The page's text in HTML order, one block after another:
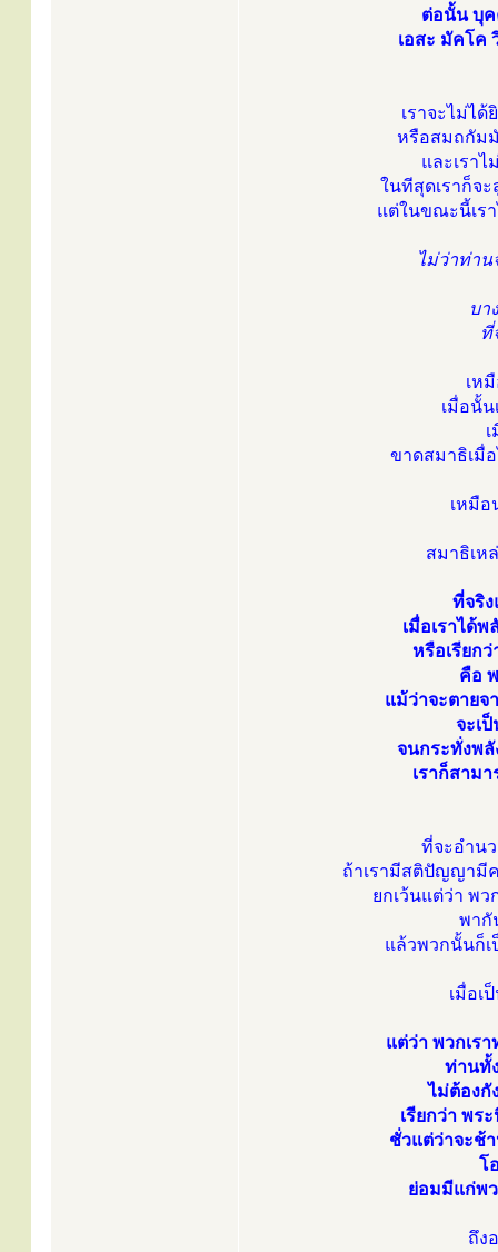
ต่อนั้น บุ
เอสะ มัคโค
เราจะไม่ไ
หรือสมถกัม
และเรา
ในทีสุดเราก็จ
แต่ในขณะนี้เร
ไม่ว่าท่า
บา
ที่
เห
เมื่อนั้
ขาดสมาธิเมื่
เหมื
สมาธิเห
ที่จริ
เมื่อเราได้
หรือเรียก
คือ
แม้ว่าจะตายจ
จะเ
จนกระทั่งพ
เราก็สาม
ที่จะอำน
ถ้าเรามีสติปัญญามี
ยกเว้นแต่ว่า พ
พากั
แล้วพวกนั้นก็
เมื่อเ
แต่ว่า พวกเร
ท่านทั้
ไม่ต้องกั
เรียกว่า พร
ชั่วแต่ว่าจะช้
โ
ย่อมมีแก่พ
ถึง